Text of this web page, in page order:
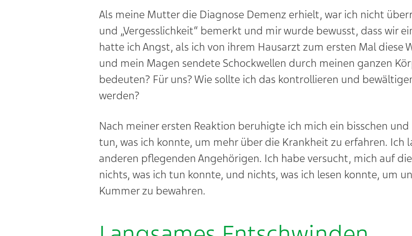
Als meine Mutter die Diagnose Demenz erhielt, war ich nicht
und „Vergesslichkeit“ bemerkt und mir wurde bewusst, dass wir
hatte ich Angst, als ich von ihrem Hausarzt zum ersten Mal diese
und mein Magen sendete Schockwellen durch meinen ganzen
bedeuten? Für uns? Wie sollte ich das kontrollieren und
werden?
Nach meiner ersten Reaktion beruhigte ich mich ein bisschen
tun, was ich konnte, um mehr über die Krankheit zu erfahren. Ich
anderen pflegenden Angehörigen. Ich habe versucht, mich auf
nichts, was ich tun konnte, und nichts, was ich lesen konnte, um
Kummer zu bewahren.